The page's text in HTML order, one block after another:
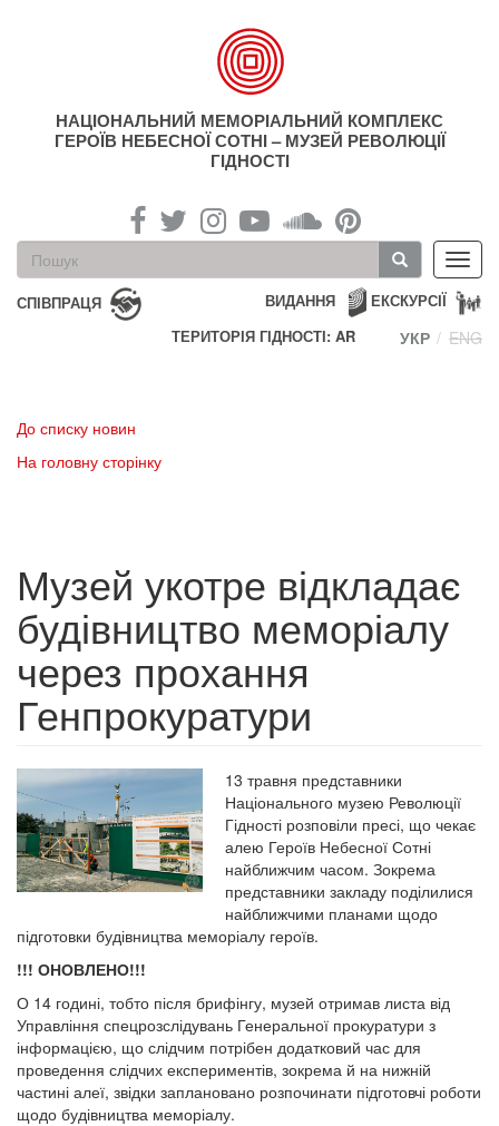
НАЦІОНАЛЬНИЙ МЕМОРІАЛЬНИЙ КОМПЛЕКС
ГЕРОЇВ НЕБЕСНОЇ СОТНІ – МУЗЕЙ РЕВОЛЮЦІЇ
ГІДНОСТІ
Пошукова
форма
Пошук
СПІВПРАЦЯ ЕКСКУРСІЇ
ВИДАННЯ
ТЕРИТОРІЯ ГІДНОСТІ: AR
УКР ENG
До списку новин
На головну сторінку
Музей укотре відкладає
будівництво меморіалу
через прохання
Генпрокуратури
13 травня представники
Національного музею Революції
Гідності розповіли пресі, що чекає
алею Героїв Небесної Сотні
найближчим часом. Зокрема
представники закладу поділилися
найближчими планами щодо
підготовки будівництва меморіалу героїв.
!!! ОНОВЛЕНО!!!
О 14 годині, тобто після брифінгу, музей отримав листа від
Управління спецрозслідувань Генеральної прокуратури з
інформацією, що слідчим потрібен додатковий час для
проведення слідчих експериментів, зокрема й на нижній
частині алеї, звідки заплановано розпочинати підготовчі роботи
щодо будівництва меморіалу.